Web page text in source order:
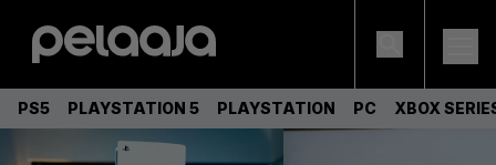
PS5 PLAYSTATION 5 PLAYSTATION PC XBOX